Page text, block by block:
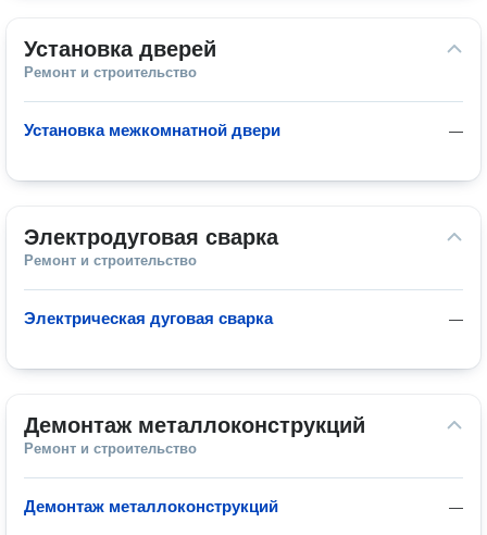
Установка дверей
Ремонт и строительство
—
Установка межкомнатной двери
Электродуговая сварка
Ремонт и строительство
—
Электрическая дуговая сварка
Демонтаж металлоконструкций
Ремонт и строительство
—
Демонтаж металлоконструкций